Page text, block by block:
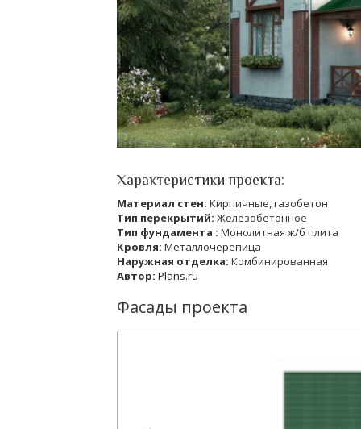
Характеристики проекта:
Материал стен: Кирпичные, газобетон
Тип перекрытий: Железобетонное
Тип фундамента : Монолитная ж/б плита
Кровля: Металлочерепица
Наружная отделка: Комбинированная
Автор: Plans.ru
Фасады проекта